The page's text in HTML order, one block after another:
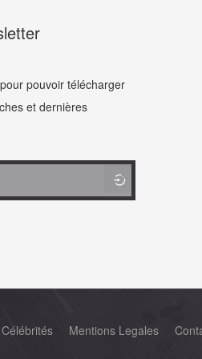
pouvoir télécharger
et dernières
Célébrités Mentions Legales